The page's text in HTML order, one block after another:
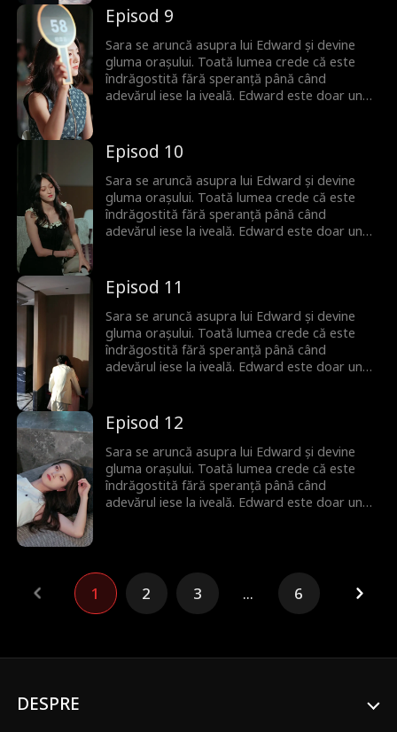
bărbatul, odată incapabil de iubire, cedează.
Acum, va face orice să o păstreze.
Episod 9
Sara se aruncă asupra lui Edward și devine
gluma orașului. Toată lumea crede că este
îndrăgostită fără speranță până când
adevărul iese la iveală. Edward este doar un
bărbatul, odată incapabil de iubire, cedează.
Acum, va face orice să o păstreze.
Episod 10
Sara se aruncă asupra lui Edward și devine
gluma orașului. Toată lumea crede că este
îndrăgostită fără speranță până când
adevărul iese la iveală. Edward este doar un
bărbatul, odată incapabil de iubire, cedează.
Acum, va face orice să o păstreze.
Episod 11
Sara se aruncă asupra lui Edward și devine
gluma orașului. Toată lumea crede că este
îndrăgostită fără speranță până când
adevărul iese la iveală. Edward este doar un
bărbatul, odată incapabil de iubire, cedează.
Acum, va face orice să o păstreze.
Episod 12
Sara se aruncă asupra lui Edward și devine
gluma orașului. Toată lumea crede că este
îndrăgostită fără speranță până când
adevărul iese la iveală. Edward este doar un
Acum, va face orice să o păstreze.
1 2 3 ... 6
DESPRE